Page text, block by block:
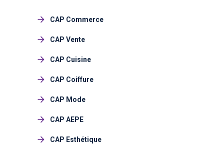
CAP Commerce
CAP Vente
CAP Cuisine
CAP Coiffure
CAP Mode
CAP AEPE
CAP Esthétique